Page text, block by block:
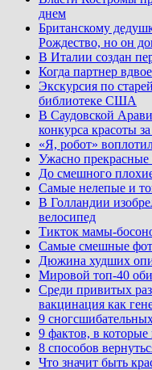
днем
Британскому
Рождество, но он
В Италии создан
Когда партнер
Экскурсия по
библиотеке США
В Саудовской
конкурса красоты
«Я, робот»
Ужасно
До смешного
Самые нелепые и
В Голландии
велосипед
Тикток мамы-
Самые смешные
Дюжина худших
Мировой топ-40
Среди привитых
вакцинация как
9
9 фактов, в
8 способов
Что значит быть